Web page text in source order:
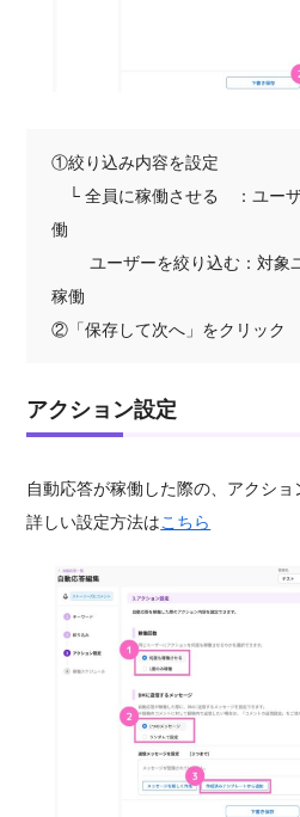
①絞り込み内容を設定
└ 全員に稼働させる ：ユーザ
働
ユーザーを絞り込む：対象
稼働
②「保存して次へ」をクリック
アクション設定
自動応答が稼働した際の、アクショ
詳しい設定方法はこちら